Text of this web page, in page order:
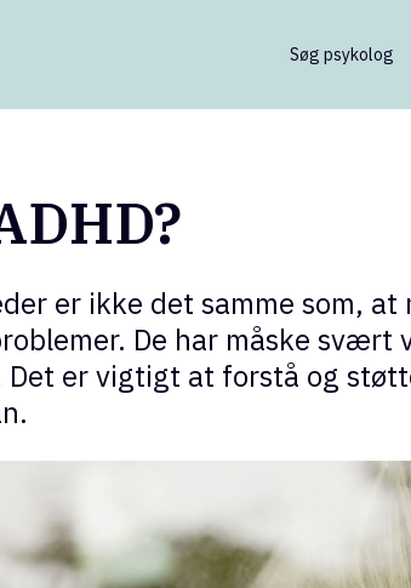
Søg psykolog
er ikke det samme som,
De har måske
er vigtigt at forstå og